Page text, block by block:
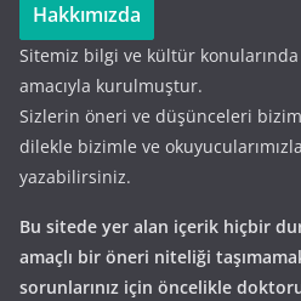
Hakkımızda
Sitemiz bilgi ve kültür
amacıyla kurulmuştur.
Sizlerin öneri ve düşünceleri
dilekle bizimle ve
yazabilirsiniz.
Bu sitede yer alan içerik hiçbir
amaçlı bir öneri niteliği
sorunlarınız için öncelikle